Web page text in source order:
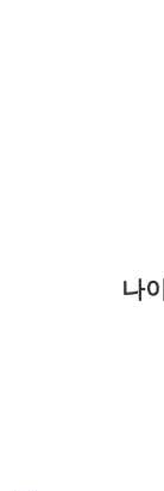
나